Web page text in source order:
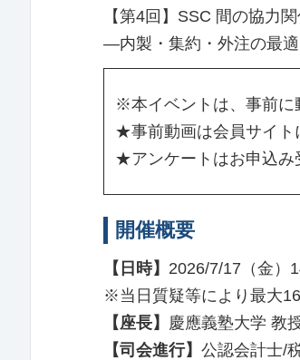
【第4回】SSC 間の協力
―内製・集約・外注の最
※本イベントは、事前に
★事前動画は会員サイト
★アンケートはお申込み
開催概要
【日時】 2026/7/17（金）
※当日質疑等により最大
【座長】 慶應義塾大学 教
【司会進行】 公認会計士/